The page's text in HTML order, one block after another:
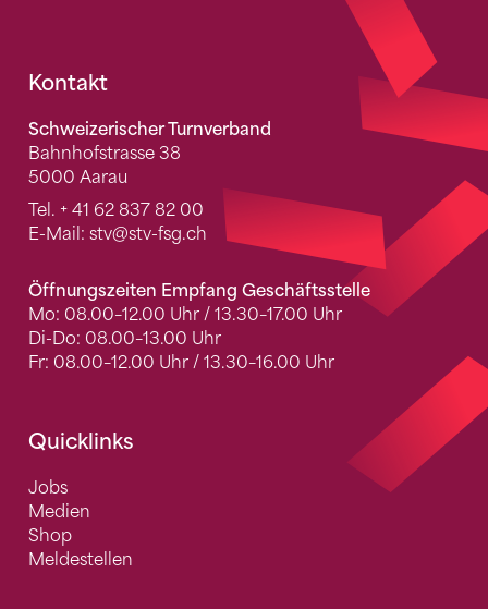
Fusszeile
Kontakt
Schweizerischer Turnverband
Bahnhofstrasse 38
5000 Aarau
Tel. + 41 62 837 82 00
E-Mail: stv@stv-fsg.ch
Öffnungszeiten Empfang Geschäftsstelle
Mo: 08.00–12.00 Uhr / 13.30–17.00 Uhr
Di-Do: 08.00–13.00 Uhr
Fr: 08.00–12.00 Uhr / 13.30–16.00 Uhr
Quicklinks
Jobs
Medien
Shop
Meldestellen